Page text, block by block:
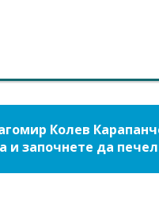
Колев
и започнете да